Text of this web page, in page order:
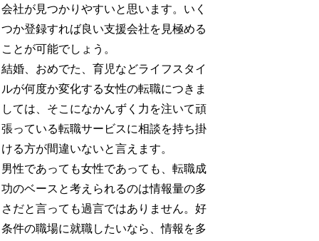
会社が見つかりやすいと思います。いく
つか登録すれば良い支援会社を見極める
ことが可能でしょう。
結婚、おめでた、育児などライフスタイ
ルが何度か変化する女性の転職につきま
しては、そこになかんずく力を注いて頑
張っている転職サービスに相談を持ち掛
ける方が間違いないと言えます。
男性であっても女性であっても、転職成
功のベースと考えられるのは情報量の多
さだと言っても過言ではありません。好
条件の職場に就職したいなら、情報を多